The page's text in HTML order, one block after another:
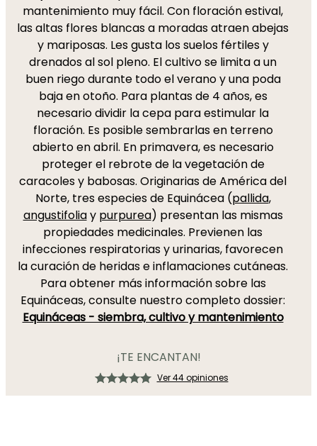
mantenimiento muy fácil. Con floración estival,
las altas flores blancas a moradas atraen abejas
y mariposas. Les gusta los suelos fértiles y
drenados al sol pleno. El cultivo se limita a un
buen riego durante todo el verano y una poda
baja en otoño. Para plantas de 4 años, es
necesario dividir la cepa para estimular la
floración. Es posible sembrarlas en terreno
abierto en abril. En primavera, es necesario
proteger el rebrote de la vegetación de
caracoles y babosas. Originarias de América del
Norte, tres especies de Equinácea (pallida,
angustifoliay purpurea) presentan las mismas
propiedades medicinales. Previenen las
infecciones respiratorias y urinarias, favorecen
la curación de heridas e inflamaciones cutáneas.
Para obtener más información sobre las
Equináceas, consulte nuestro completo dossier:
Equináceas - siembra, cultivo y mantenimiento
¡TE ENCANTAN!
Ver 44 opiniones